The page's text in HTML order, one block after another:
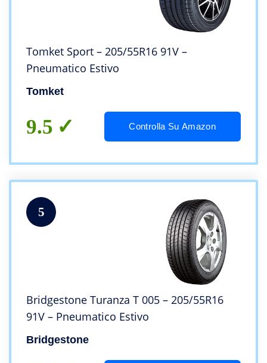
Tomket Sport – 205/55R16 91V –
Pneumatico Estivo
Tomket
9.5 Controlla Su Amazon
5
Bridgestone Turanza T 005 – 205/55R16
91V – Pneumatico Estivo
Bridgestone